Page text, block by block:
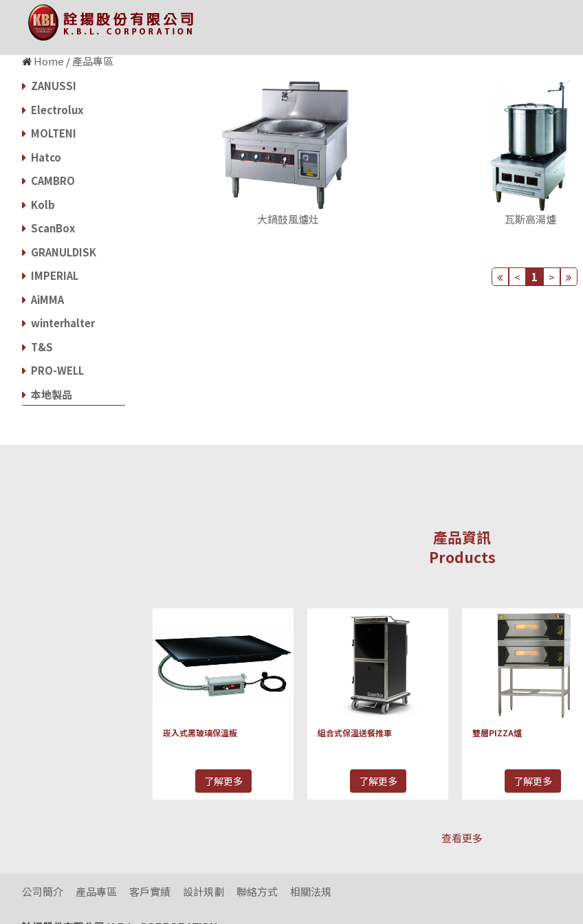
Home /產品專區
ZANUSSI
Electrolux
MOLTENI
Hatco
CAMBRO
Kolb
ScanBox
GRANULDISK
IMPERIAL
AiMMA
winterhalter
T&S
PRO-WELL
本地製品
大鍋鼓風爐灶 瓦斯高湯爐
< 1 >
產品資訊
Products
崁入式黑玻璃保溫板
了解更多
組合式保溫送餐推車
了解更多
雙層PIZZA爐
了解更多
查看更多
公司簡介 產品專區 客戶實績 設計規劃 聯絡方式 相關法規